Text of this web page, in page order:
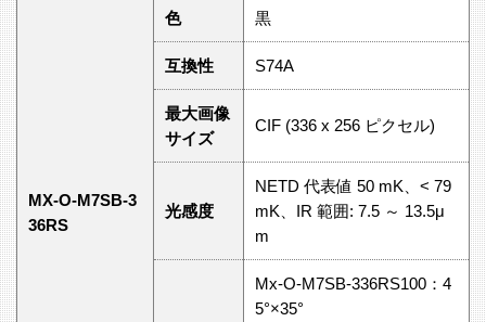
MX-O-M7SB-3
36RS
色 黒
互換性 S74A
最大画像
サイズ
CIF (336 x 256 ピクセル)
光感度
NETD 代表値 50 mK、< 79
mK、IR 範囲: 7.5 ～ 13.5μ
m
Mx-O-M7SB-336RS100：4
5°×35°